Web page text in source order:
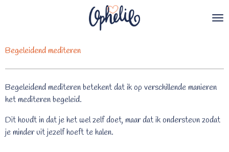
de
Begeleidend mediteren
Begeleidend mediteren betekent dat ik op verschillende manieren
het mediteren begeleid.
Dit houdt in dat je het wel zelf doet, maar dat ik ondersteun zodat
je minder uit jezelf hoeft te halen.